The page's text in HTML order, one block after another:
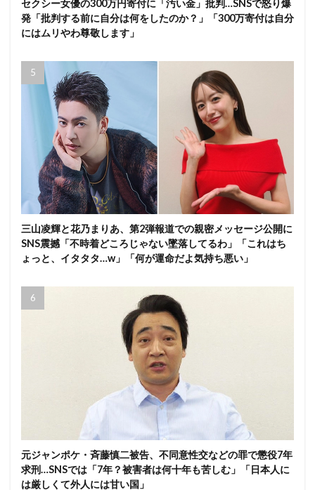
セクシー女優の300万円寄付に「汚い金」批判…SNSで怒り爆
発「批判する前に自分は何をしたのか？」「300万寄付は自分
にはムリやわ尊敬します」
三山凌輝と花乃まりあ、第2弾報道での親密メッセージ公開に
SNS震撼「不時着どころじゃない墜落してるわ」「これはち
ょっと、イタタタ…w」「何が運命だよ気持ち悪い」
元ジャンポケ・斉藤慎二被告、不同意性交などの罪で懲役7年
求刑…SNSでは「7年？被害者は何十年も苦しむ」「日本人に
は厳しくて外人には甘い国」